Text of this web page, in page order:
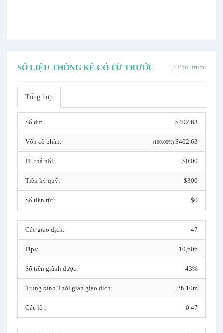
14 Phút trước
SỐ LIỆU THỐNG KÊ CÓ TỪ TRƯỚC
Tổng hợp
Số dư: $402.63
Vốn cổ phần: (100.00%) $402.63
PL thả nổi: $0.00
Tiền ký quỹ: $300
Số tiền rút: $0
Các giao dịch: 47
Pips: 10,606
Số tiền giành được: 43%
Trung bình Thời gian giao dịch: 2h 10m
Các lô : 0.47